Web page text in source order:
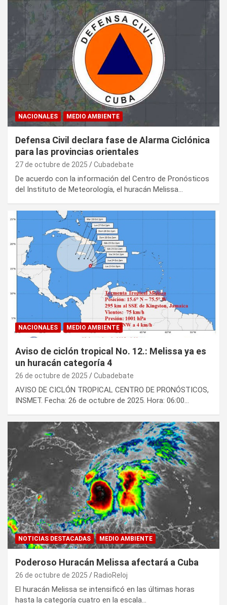
NACIONALES MEDIO AMBIENTE
Defensa Civil declara fase de Alarma Ciclónica
para las provincias orientales
27 de octubre de 2025 Cubadebate
De acuerdo con la información del Centro de Pronósticos
del Instituto de Meteorología, el huracán Melissa…
NACIONALES MEDIO AMBIENTE
Aviso de ciclón tropical No. 12.: Melissa ya es
un huracán categoría 4
26 de octubre de 2025 Cubadebate
AVISO DE CICLÓN TROPICAL CENTRO DE PRONÓSTICOS,
INSMET. Fecha: 26 de octubre de 2025. Hora: 06:00…
NOTICIAS DESTACADAS MEDIO AMBIENTE
Poderoso Huracán Melissa afectará a Cuba
26 de octubre de 2025 RadioReloj
El huracán Melissa se intensificó en las últimas horas
hasta la categoría cuatro en la escala…